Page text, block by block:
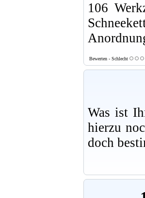
106
Bewerten - Schlecht
Was ist
hierzu
doch